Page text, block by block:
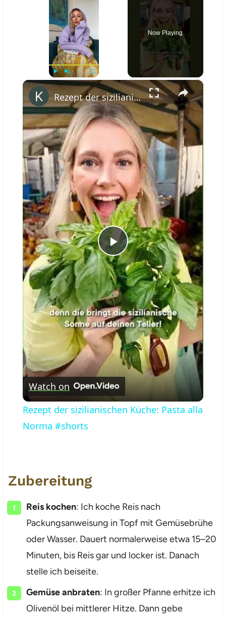
Play Unmute Fullscreen
Now Playing
×
Play
Video
Rezept der sizilianischen Küche: Pasta alla Norma #shorts
Watch on
Rezept der sizilianischen Küche: Pasta alla
Norma #shorts
Zubereitung
Reis kochen: Ich koche Reis nach
Packungsanweisung in Topf mit Gemüsebrühe
oder Wasser. Dauert normalerweise etwa 15–20
Minuten, bis Reis gar und locker ist. Danach
stelle ich beiseite.
Gemüse anbraten: In großer Pfanne erhitze ich
Olivenöl bei mittlerer Hitze. Dann gebe